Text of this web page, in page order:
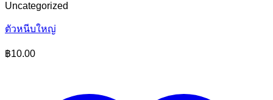
Uncategorized
ตัวหนีบใหญ่
฿10.00